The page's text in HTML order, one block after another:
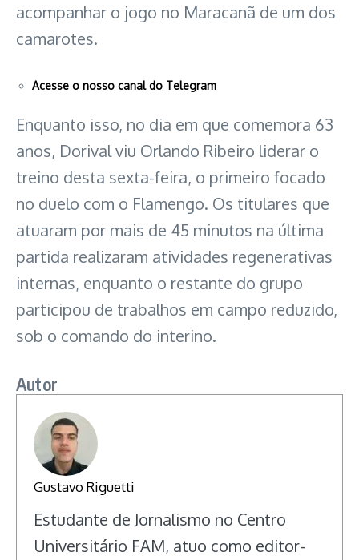
acompanhar o jogo no Maracanã de um dos
camarotes.
Acesse o nosso canal do Telegram
Enquanto isso, no dia em que comemora 63
anos, Dorival viu Orlando Ribeiro liderar o
treino desta sexta-feira, o primeiro focado
no duelo com o Flamengo. Os titulares que
atuaram por mais de 45 minutos na última
partida realizaram atividades regenerativas
internas, enquanto o restante do grupo
participou de trabalhos em campo reduzido,
sob o comando do interino.
Autor
Gustavo Riguetti
Estudante de Jornalismo no Centro
Universitário FAM, atuo como editor-